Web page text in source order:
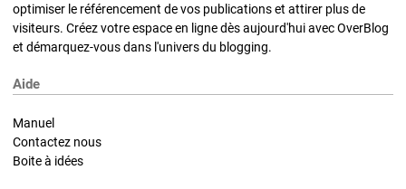
optimiser le référencement de vos publications et attirer plus de
visiteurs. Créez votre espace en ligne dès aujourd'hui avec OverBlog
et démarquez-vous dans l'univers du blogging.
Aide
Manuel
Contactez nous
Boite à idées